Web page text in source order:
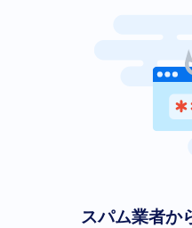
スパム業者か